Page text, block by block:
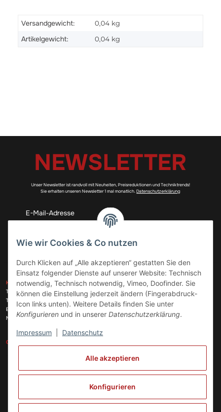
Versandgewicht: 0,04 kg
Artikelgewicht: 0,04 kg
NEWSLETTER
Unser Newsletter ist randvoll mit Neuheiten, Preisreduktionen und Techniktrends!
Sie erhalten unseren Newsletter 1 mal monatlich.Datenschutzerklärung
Abonnieren
KONTAKT
Telefon:+49 (0)6074 816 08 0
Telefax:
+49 (0)6074 215 08 60
E-Mail:
info@meinhausgeraetedoc.de
Max Planck Str. 6 c, 63322 Rödermark
GESETZLICHE INFORMATIONEN
ZAHLUNGSARTEN
VERSANDARTEN
Vertrag widerrufen
Wie wir Cookies & Co nutzen
Durch Klicken auf „Alle akzeptieren“ gestatten Sie den
Einsatz folgender Dienste auf unserer Website: Technisch
notwendig, Technisch notwendig, Vimeo, Doofinder. Sie
können die Einstellung jederzeit ändern (Fingerabdruck-
Icon links unten). Weitere Details finden Sie unter
Konfigurieren und in unserer Datenschutzerklärung.
Impressum Datenschutz
Alle akzeptieren
Konfigurieren